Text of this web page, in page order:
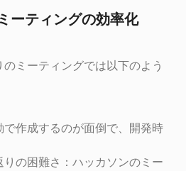
ーティングの効率化
ミーティングでは以下のよう
で作成するのが面倒で、開発時
りの困難さ：ハッカソンのミー